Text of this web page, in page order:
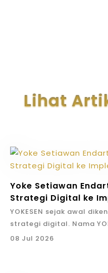
Lihat
Yoke Setiawan
Strategi Digital ke
YOKESEN sejak awal
strategi digital. Nama
identitas Yoke Setiawan
08 Jul 2026